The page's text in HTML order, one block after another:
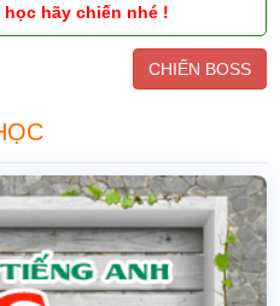
hãy chiến nhé !
CHIẾN BOSS